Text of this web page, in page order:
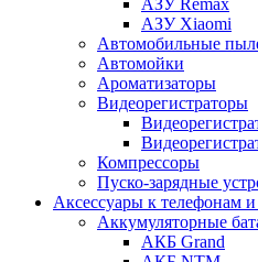
АЗУ Remax
АЗУ Xiaomi
Автомобильные
Автомойки
Ароматизаторы
Видеорегистраторы
Компрессоры
Пуско-зарядные
Аксессуары к телефонам
Аккумуляторные
АКБ Grand